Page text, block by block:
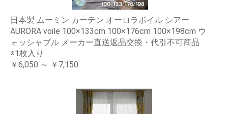
日本製 ムーミン カーテン オーロラボイル シアー
AURORA voile 100×133cm 100×176cm 100×198cm ウ
ォッシャブル メーカー直送返品交換・代引不可商品
※1枚入り
￥6,050 ～ ￥7,150